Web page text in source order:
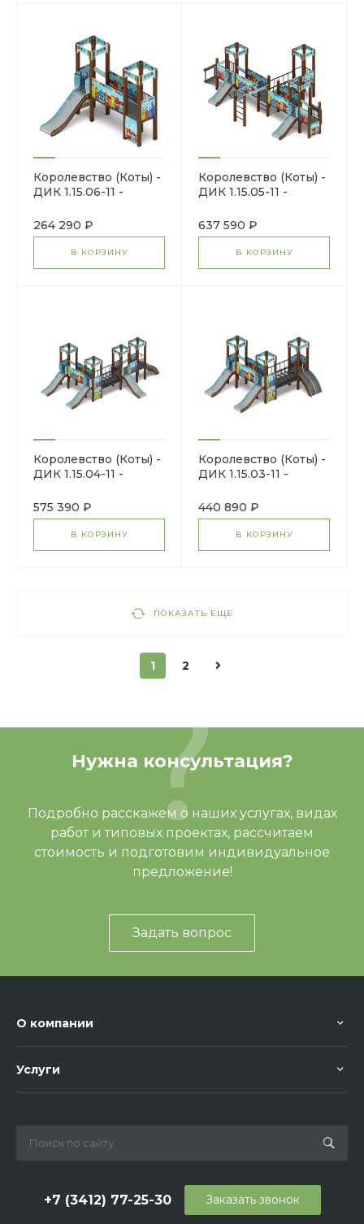
Королевство (Коты) -
ДИК 1.15.06-11 -
H=900
264 290 ₽
В КОРЗИНУ
Королевство (Коты) -
ДИК 1.15.05-11 -
H=750
637 590 ₽
В КОРЗИНУ
Королевство (Коты) -
ДИК 1.15.04-11 -
H=900
575 390 ₽
В КОРЗИНУ
Королевство (Коты) -
ДИК 1.15.03-11 -
H=900
440 890 ₽
В КОРЗИНУ
ПОКАЗАТЬ ЕЩЕ
1 2
Нужна консультация?
Подробно расскажем о наших услугах, видах
работ и типовых проектах, рассчитаем
стоимость и подготовим индивидуальное
предложение!
Задать вопрос
О компании
Услуги
+7 (3412) 77-25-30 Заказать звонок